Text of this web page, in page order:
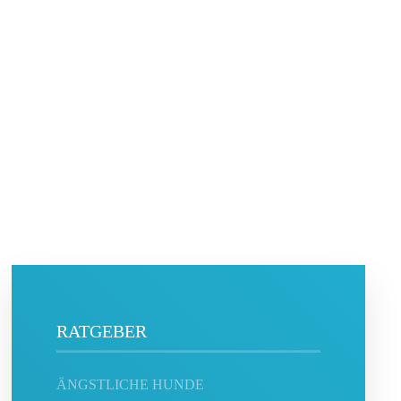
RATGEBER
ÄNGSTLICHE HUNDE